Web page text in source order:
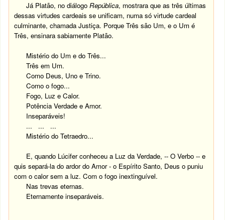
Já Platão, no diálogoRepública, mostrara que as três últimas
dessas virtudes cardeais se unificam, numa só virtude cardeal
culminante, chamada Justiça. Porque Três são Um, e o Um é
Três, ensinara sabiamente Platão.
Mistério do Um e do Três...
Três em Um.
Como Deus, Uno e Trino.
Como o fogo...
Fogo, Luz e Calor.
Potência Verdade e Amor.
Inseparáveis!
... ... ...
Mistério do Tetraedro...
E, quando Lúcifer conheceu a Luz da Verdade, -- O Verbo -- e
quis separá-la do ardor do Amor - o Espírito Santo, Deus o puniu
com o calor sem a luz. Com o fogo inextinguível.
Nas trevas eternas.
Eternamente inseparáveis.